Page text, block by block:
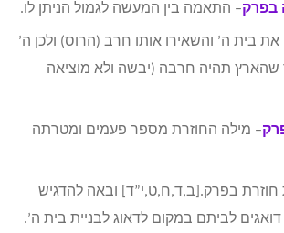
בפרק– התאמה בין המעשה לגמול הניתן לו.
בית ה’ והשאירו אותו חרב (הרוס) ולכן ה’
שהארץ תהיה חרבה (יבשה ולא מוציאה
– מילה החוזרת מספר פעמים ומטרתה
חוזרת בפרק.[ב,ד,ח,ט,י”ד] ובאה להדגיש
לביתם במקום לדאוג לבניית בית ה’.